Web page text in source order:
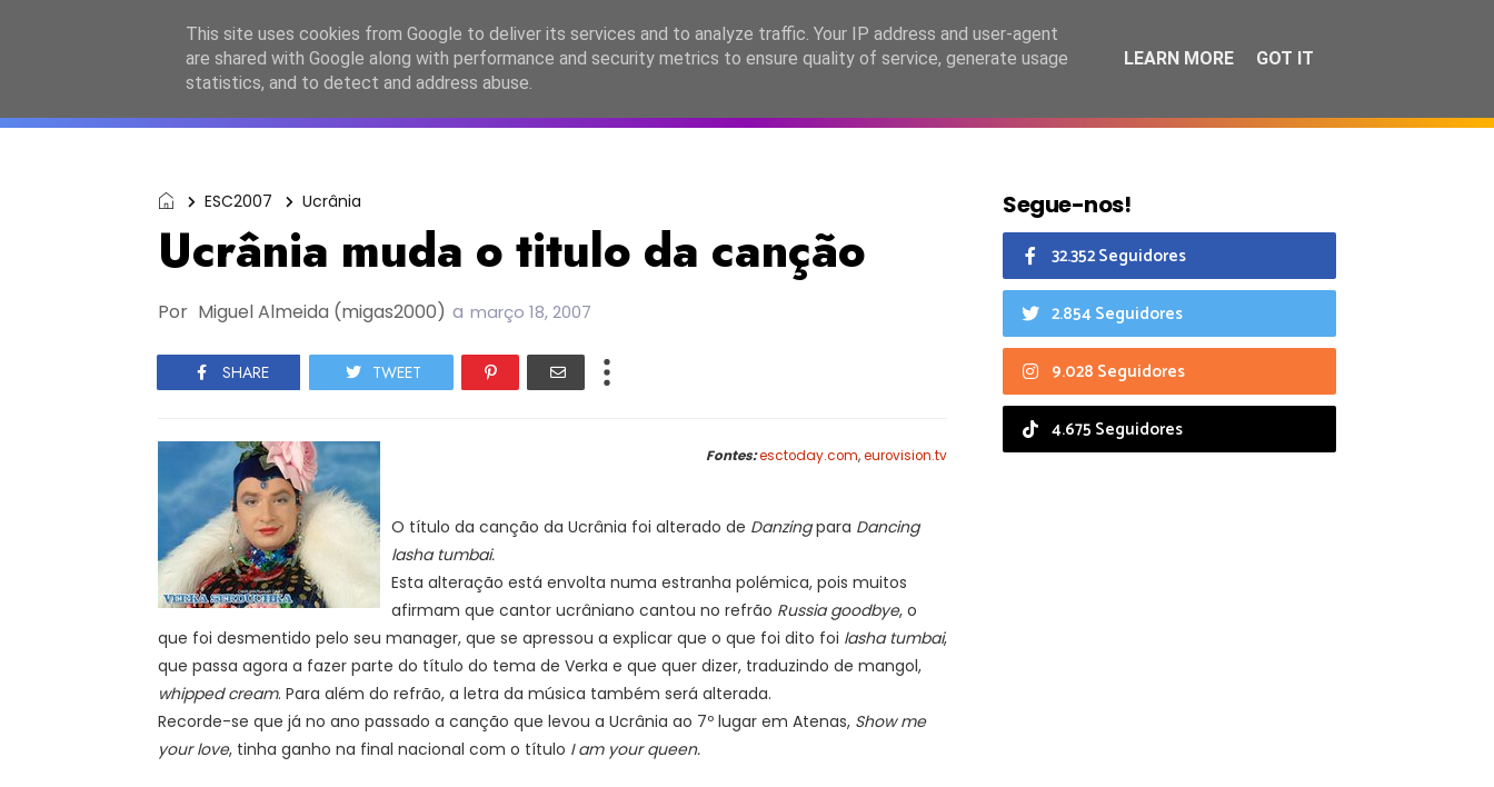
ESC2027 JESC2026 FC2026 EASC2026 PORTUGAL LANÇAMENTOS ESPECIAIS CALENDÁRIO
ESC2007 Ucrânia
Ucrânia muda o titulo da canção
Por Miguel Almeida (migas2000) a março 18, 2007
SHARE TWEET
Fontes:esctoday.com,eurovision.tv
O título da canção da Ucrânia foi alterado de Danzingpara Dancing
lasha tumbai.
Esta alteração está envolta numa estranha polémica, pois muitos
afirmam que cantor ucrâniano cantou no refrão Russia goodbye, o
que foi desmentido pelo seu manager, que se apressou a explicar que o que foi dito foi lasha tumbai,
que passa agora a fazer parte do título do tema de Verka e que quer dizer, traduzindo de mangol,
whipped cream. Para além do refrão, a letra da música também será alterada.
Recorde-se que já no ano passado a canção que levou a Ucrânia ao 7º lugar em Atenas, Show me
your love, tinha ganho na final nacional com o título I am your queen.
Segue-nos!
32.352 Seguidores
2.854 Seguidores
9.028 Seguidores
4.675 Seguidores
This site uses cookies from Google to deliver its services and to analyze traffic. Your IP address and user-agent
are shared with Google along with performance and security metrics to ensure quality of service, generate usage
statistics, and to detect and address abuse.
LEARN MORE GOT IT